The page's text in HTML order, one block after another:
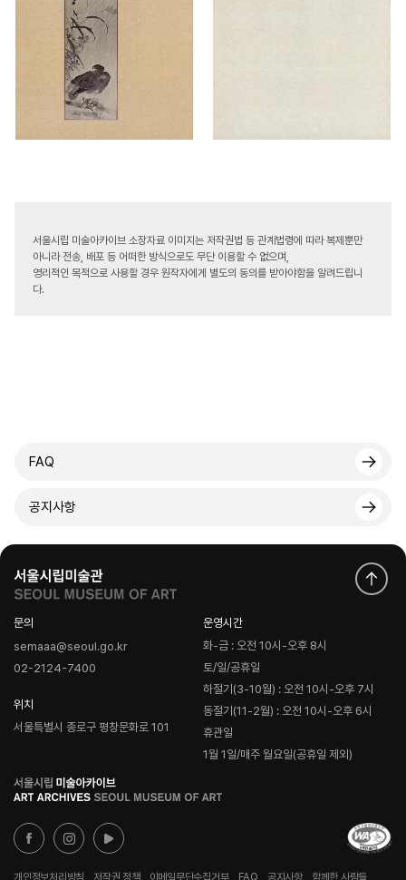
서울시립 미술아카이브 소장자료 이미지는 저작권법 등 관계법령에 따라 복제뿐만
아니라 전송, 배포 등 어떠한 방식으로도 무단 이용할 수 없으며,
영리적인 목적으로 사용할 경우 원작자에게 별도의 동의를 받아야함을 알려드립니
다.
FAQ
공지사항
문의
semaaa@seoul.go.kr
02-2124-7400
위치
서울특별시 종로구 평창문화로 101
운영시간
화-금 : 오전 10시-오후 8시
토/일/공휴일
하절기(3-10월) : 오전 10시-오후 7시
동절기(11-2월) : 오전 10시-오후 6시
휴관일
1월 1일/매주 월요일(공휴일 제외)
로
고
개인정보처리방침 저작권 정책 이메일무단수집거부 FAQ 공지사항 함께한 사람들